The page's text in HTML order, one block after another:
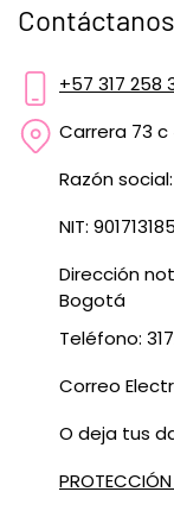
Contáctanos
+57 317 258
Carrera 73
Razón
NIT:
Dirección
Bogotá
Teléfono:
Correo
O deja tus